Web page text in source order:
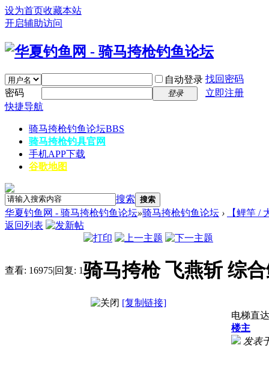
设为首页收藏本站
开启辅助访问
自动登录 找回密码
密码
登录
立即注册
快捷导航
骑马挎枪钓鱼论坛BBS
骑马挎枪钓具官网
手机APP下载
谷歌地图
搜索 搜索
华夏钓鱼网 - 骑马挎枪钓鱼论坛»骑马挎枪钓鱼论坛 ›
【鲤竿 /
返回列表
查看: 16975|回复: 1骑马挎枪 飞燕斩 综
[复制链接]
电梯直达
楼主
发表